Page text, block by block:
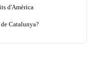
d'Amèrica
Catalunya?